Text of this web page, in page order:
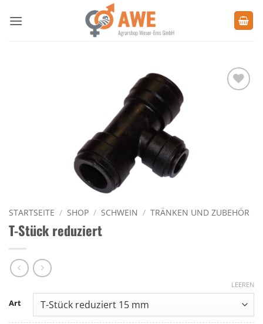
Inhalt
STARTSEITE / SHOP / SCHWEIN / TRÄNKEN UND ZUBEHÖR
T-Stück reduziert
Art
LEEREN